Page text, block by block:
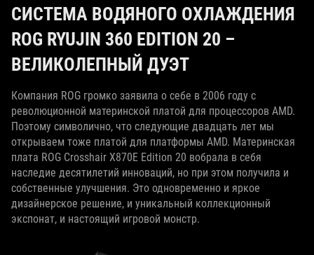
СИСТЕМА ВОДЯНОГО ОХЛАЖДЕНИЯ
ROG RYUJIN 360 EDITION 20 –
ВЕЛИКОЛЕПНЫЙ ДУЭТ
Компания ROG громко заявила о себе в 2006 году с
революционной материнской платой для процессоров AMD.
Поэтому символично, что следующие двадцать лет мы
открываем тоже платой для платформы AMD. Материнская
плата ROG Crosshair X870E Edition 20 вобрала в себя
наследие десятилетий инноваций, но при этом получила и
собственные улучшения. Это одновременно и яркое
дизайнерское решение, и уникальный коллекционный
экспонат, и настоящий игровой монстр.